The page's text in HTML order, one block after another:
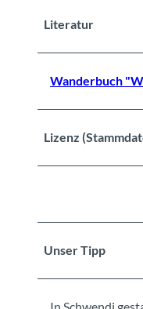
Literatur
Wanderbuch
Lizenz
Unser Tipp
In Schwendi